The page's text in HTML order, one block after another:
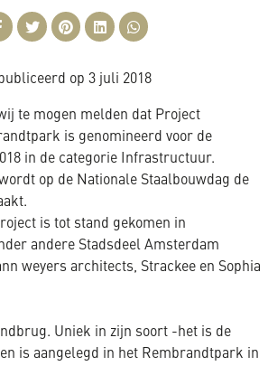
op 3 juli 2018
te mogen melden dat Project
is genomineerd voor de
in de categorie Infrastructuur.
op de Nationale Staalbouwdag de
is tot stand gekomen in
andere Stadsdeel Amsterdam
weyers architects, Strackee en Sophia
Uniek in zijn soort -het is de
is aangelegd in het Rembrandtpark in